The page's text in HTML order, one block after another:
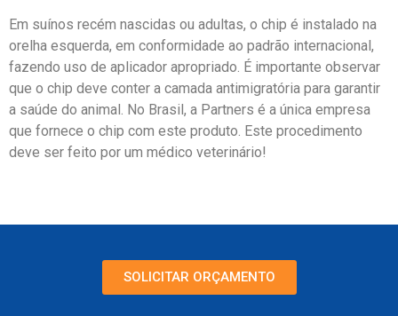
Em suínos recém nascidas ou adultas, o chip é instalado na
orelha esquerda, em conformidade ao padrão internacional,
fazendo uso de aplicador apropriado. É importante observar
que o chip deve conter a camada antimigratória para garantir
a saúde do animal. No Brasil, a Partners é a única empresa
que fornece o chip com este produto. Este procedimento
deve ser feito por um médico veterinário!
SOLICITAR ORÇAMENTO